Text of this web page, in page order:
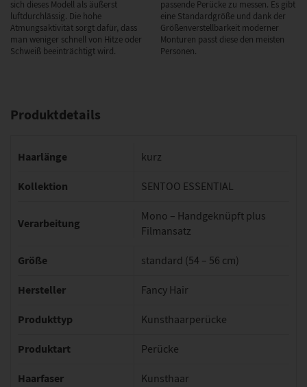
sich dieses Modell als äußerst
luftdurchlässig. Die hohe
Atmungsaktivität sorgt dafür, dass
man weniger schnell von Hitze oder
Schweiß beeinträchtigt wird.
passende Perücke zu messen. Es gibt
eine Standardgröße und dank der
Größenverstellbarkeit moderner
Monturen passt diese den meisten
Personen.
Produktdetails
Haarlänge kurz
Kollektion SENTOO ESSENTIAL
Verarbeitung
Mono – Handgeknüpft plus
Filmansatz
Größe standard (54 – 56 cm)
Hersteller Fancy Hair
Produkttyp Kunsthaarperücke
Produktart Perücke
Haarfaser Kunsthaar